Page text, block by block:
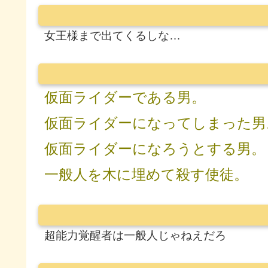
女王様まで出てくるしな…
仮面ライダーである男。
仮面ライダーになってしまった
仮面ライダーになろうとする男。
一般人を木に埋めて殺す使徒。
超能力覚醒者は一般人じゃねえだろ